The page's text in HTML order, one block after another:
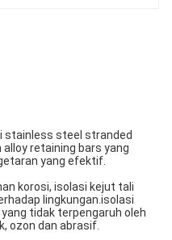
stainless steel stranded
retaining bars yang
yang efektif.
korosi, isolasi kejut tali
lingkungan. isolasi
tidak terpengaruh oleh
ozon dan abrasif.